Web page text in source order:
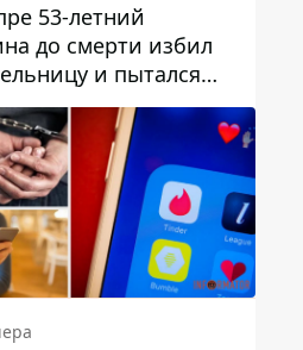
53-летний
до смерти избил
и пытался
преступление: